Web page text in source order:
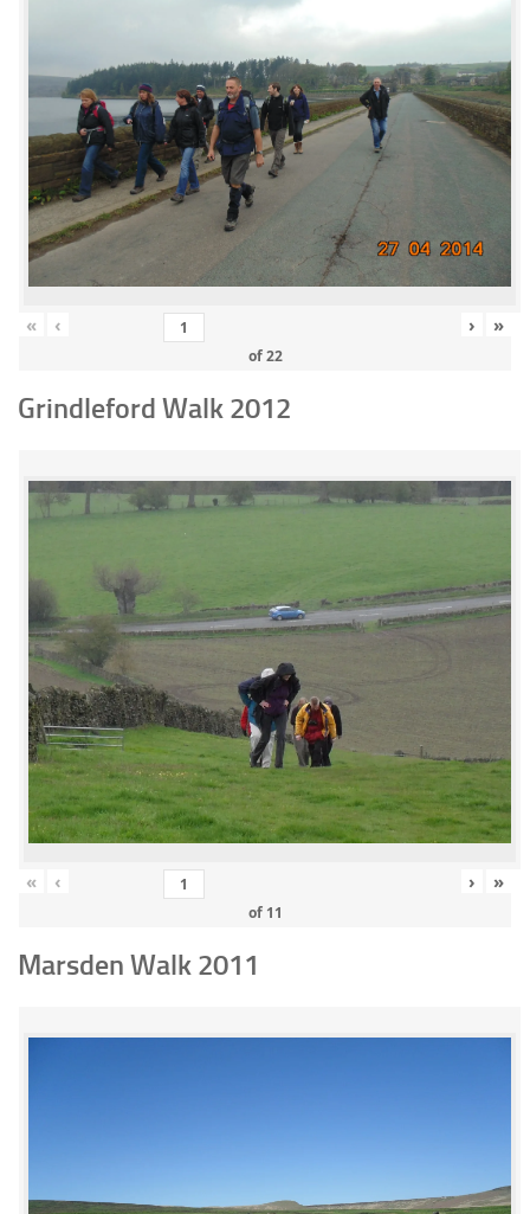
« ‹
of22
› »
Grindleford Walk 2012
« ‹
of 11
› »
Marsden Walk 2011